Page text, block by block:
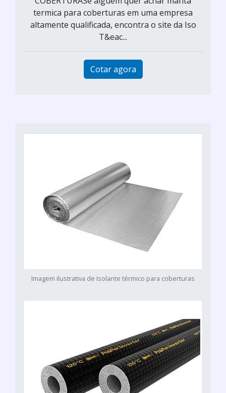
termica para coberturas em uma empresa
altamente qualificada, encontra o site da Iso
T&eac...
Cotar agora
Imagem ilustrativa de Isolante térmico para coberturas